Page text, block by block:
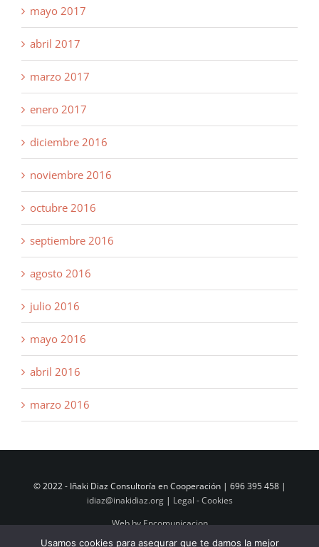
mayo 2017
abril 2017
marzo 2017
enero 2017
diciembre 2016
noviembre 2016
octubre 2016
septiembre 2016
agosto 2016
julio 2016
mayo 2016
abril 2016
marzo 2016
© 2022 - Iñaki Diaz Consultoría en Cooperación | 696 395 458 |
idiaz@inakidiaz.org| Legal - Cookies
Web by Encomunicacion
Usamos cookies para asegurar que te damos la mejor